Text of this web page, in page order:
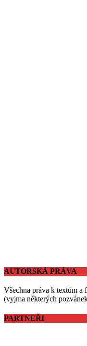
AUTORSKÁ PRÁVA
Všechna práva k textům a
(vyjma některých
PARTNEŘI